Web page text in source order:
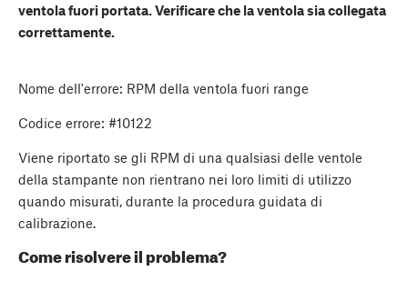
ventola fuori portata. Verificare che la ventola sia collegata
correttamente.
Nome dell'errore: RPM della ventola fuori range
Codice errore: #10122
Viene riportato se gli RPM di una qualsiasi delle ventole
della stampante non rientrano nei loro limiti di utilizzo
quando misurati, durante la procedura guidata di
calibrazione.
Come risolvere il problema?